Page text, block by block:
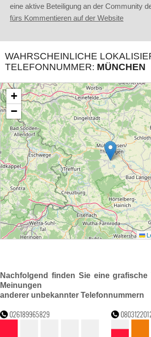
eine aktive Beteiligung an der Community
fürs Kommentieren auf der Website
WAHRSCHEINLICHE
TELEFONNUMMER: MÜNCHEN
Nachfolgend finden Sie eine
Meinungen
anderer unbekannter Telefonnummern